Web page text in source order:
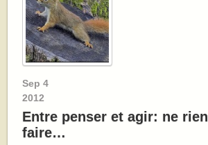
Sep 4
2012
Entre penser et agir: ne rien
faire…